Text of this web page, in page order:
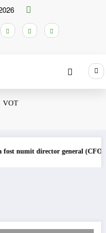
VOT
director general (CFO)